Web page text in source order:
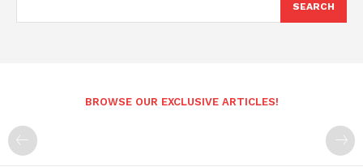
SEARCH
BROWSE OUR EXCLUSIVE ARTICLES!